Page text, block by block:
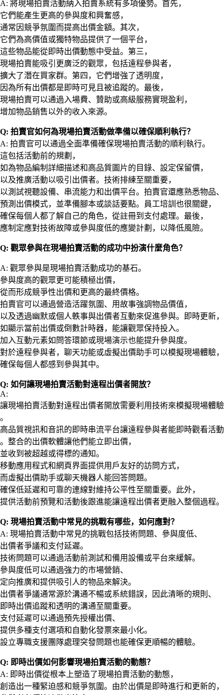
A: 將現場拍賣活動納入拍賣系統有多項優勢。首先，
它們能產生更高的參與度和興奮感，
通常因競爭氛圍而提高出價金額。其次，
它們為高價值或獨特物品提供了一個平台，
這些物品能從即時出價動態中受益。第三，
現場拍賣能吸引更廣泛的觀眾，包括遠程參與者，
擴大了潛在買家群。第四，它們增強了透明度，
因為所有出價都是即時可見且被追蹤的。最後，
現場拍賣可以通過入場費、贊助或高級服務實現盈利，
增加物品銷售以外的收入來源。
Q: 拍賣官如何為現場拍賣活動做準備以確保順利執行？
A: 拍賣官可以通過全面準備確保現場拍賣活動的順利執行。
這包括活動前的規劃，
如為物品編制詳細描述和高品質圖片的目錄、設定保留價，
以及推廣活動以吸引出價者。技術排練至關重要，
以測試視聽設備、串流能力和出價平台。拍賣官還應熟悉物品、
預測出價模式，並準備腳本或談話要點。員工培訓也很關鍵，
確保每個人都了解自己的角色，從註冊到支付處理。最後，
應制定應對技術故障或參與度低的應變計劃，以降低風險。
Q: 觀眾參與在現場拍賣活動的成功中扮演什麼角色？
A: 觀眾參與是現場拍賣活動成功的基石。
參與度高的觀眾更可能積極出價，
從而形成競爭性出價和更高的最終價格。
拍賣官可以通過營造活躍氛圍、用故事強調物品價值，
以及透過幽默或個人軼事與出價者互動來促進參與。即時更新，
如顯示當前出價或倒數計時器，能讓觀眾保持投入。
加入互動元素如問答環節或現場演示也能提升參與度。
對於遠程參與者，聊天功能或虛擬出價助手可以模擬現場體驗，
確保每個人都感到參與其中。
Q: 如何讓現場拍賣活動對遠程出價者開放？
A:
讓現場拍賣活動對遠程出價者開放需要利用技術來模擬現場體驗
。
高品質視訊和音訊的即時串流平台讓遠程參與者能即時觀看活動
。整合的出價軟體讓他們能立即出價，
並收到被超越或得標的通知。
移動應用程式和網頁界面提供用戶友好的訪問方式，
而虛擬出價助手或聊天機器人能回答問題。
確保低延遲和可靠的連線對維持公平性至關重要。此外，
提供活動前預覽和活動後跟進能讓遠程出價者更融入整個過程。
Q: 現場拍賣活動中常見的挑戰有哪些，如何應對？
A: 現場拍賣活動中常見的挑戰包括技術問題、參與度低、
出價者爭議和支付延遲。
技術問題可以通過活動前測試和備用設備或平台來緩解。
參與度低可以通過強力的市場營銷、
定向推廣和提供吸引人的物品來解決。
出價者爭議通常源於溝通不暢或系統錯誤，因此清晰的規則、
即時出價追蹤和透明的溝通至關重要。
支付延遲可以通過預先授權出價、
提供多種支付選項和自動化發票來最小化。
設立專職支援團隊處理突發問題也能確保更順暢的體驗。
Q: 即時出價如何影響現場拍賣活動的動態？
A: 即時出價從根本上塑造了現場拍賣活動的動態，
創造出一種緊迫感和競爭氛圍。由於出價是即時進行和更新的，